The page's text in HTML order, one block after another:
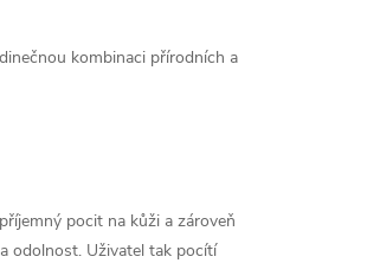
kombinaci přírodních a
pocit na kůži a zároveň
odolnost. Uživatel tak pocítí